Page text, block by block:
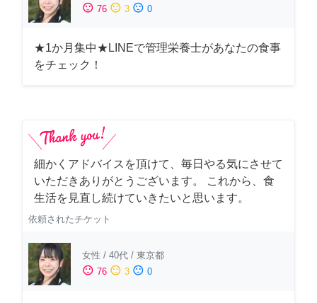
sentiment_satisfied 76 sentiment_neutral 3 sentiment_dissatisfied 0
★1か月集中★LINEで管理栄養士があなたの食事
をチェック！
細かくアドバイスを頂けて、毎日やる気にさせて
いただきありがとうございます。 これから、食
生活を見直し続けていきたいと思います。
依頼されたチケット
女性 / 40代 / 東京都
sentiment_satisfied 76 sentiment_neutral 3 sentiment_dissatisfied 0